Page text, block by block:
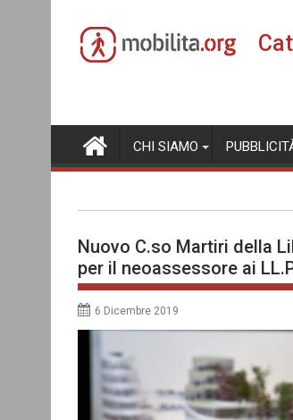
content
CHI SIAMO
Nuovo C.so Martiri della
per il neoassessore ai
6 Dicembre 2019